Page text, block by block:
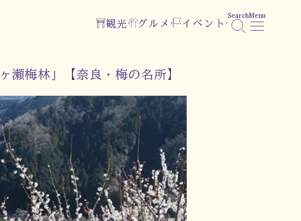
観光 グルメ イベント
SearchMenu
瀬梅林」【奈良・梅の名所】